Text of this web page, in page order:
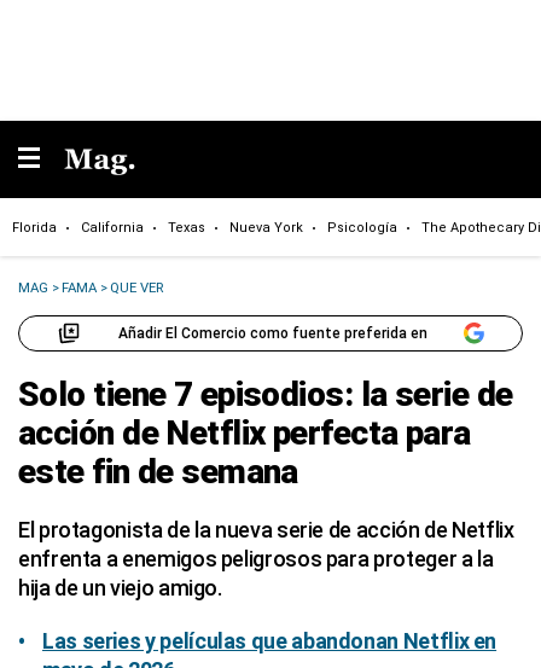
Florida California Texas Nueva York Psicología The Apothecary
MAG >FAMA > QUE VER
Añadir El Comercio como fuente preferida en
Solo tiene 7 episodios: la serie de
acción de Netflix perfecta para
este fin de semana
El protagonista de la nueva serie de acción de Netflix
enfrenta a enemigos peligrosos para proteger a la
hija de un viejo amigo.
Las series y películas que abandonan Netflix en